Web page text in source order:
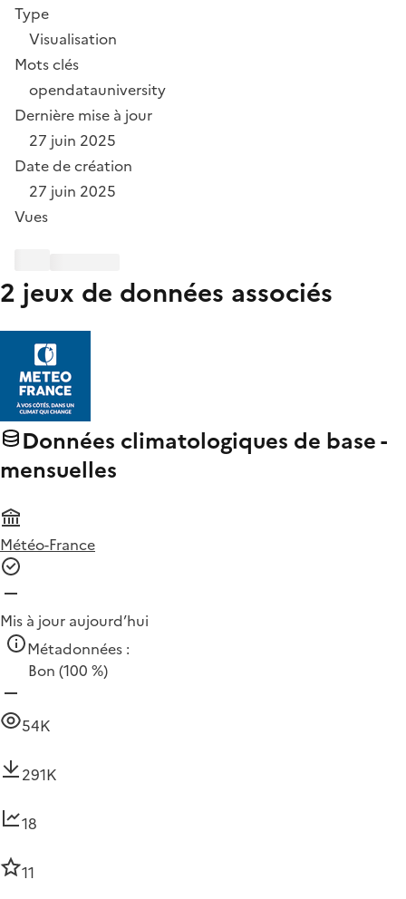
Type
Visualisation
Mots clés
opendatauniversity
Dernière mise à jour
27 juin 2025
Date de création
27 juin 2025
Vues
2 jeux de données associés
Données climatologiques de base -
mensuelles
Météo-France
Mis à jour aujourd’hui
Métadonnées :
Bon (100 %)
54K
291K
18
11